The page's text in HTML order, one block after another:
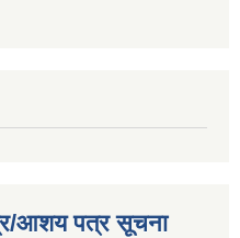
आशय पत्र सूचना